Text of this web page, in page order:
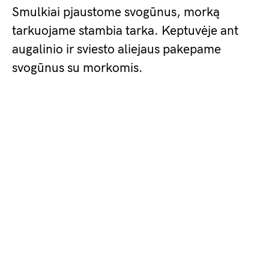
Smulkiai pjaustome svogūnus, morką
tarkuojame stambia tarka. Keptuvėje ant
augalinio ir sviesto aliejaus pakepame
svogūnus su morkomis.